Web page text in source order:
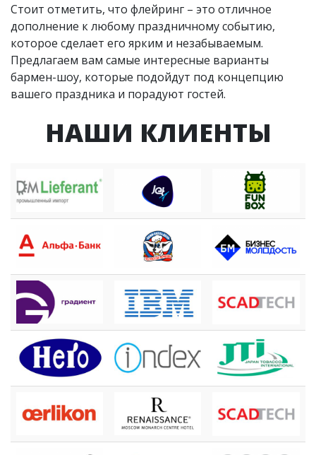
Стоит отметить, что флейринг – это отличное
дополнение к любому праздничному событию,
которое сделает его ярким и незабываемым.
Предлагаем вам самые интересные варианты
бармен-шоу, которые подойдут под концепцию
вашего праздника и порадуют гостей.
НАШИ КЛИЕНТЫ